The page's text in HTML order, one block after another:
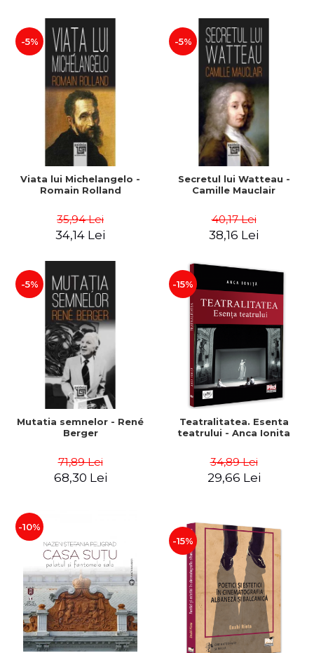
-5%
Viata lui Michelangelo -
Romain Rolland
35,94 Lei
34,14 Lei
-5%
Secretul lui Watteau -
Camille Mauclair
40,17 Lei
38,16 Lei
-5%
Mutatia semnelor - René
Berger
71,89 Lei
68,30 Lei
-15%
Teatralitatea. Esenta
teatrului - Anca Ionita
34,89 Lei
29,66 Lei
-10%
-15%